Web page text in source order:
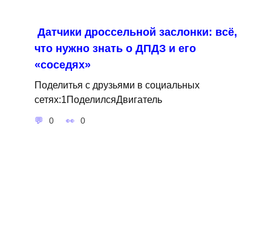
Датчики дроссельной заслонки: всё,
что нужно знать о ДПДЗ и его
«соседях»
Поделитья с друзьями в социальных
сетях:1ПоделилсяДвигатель
0 0